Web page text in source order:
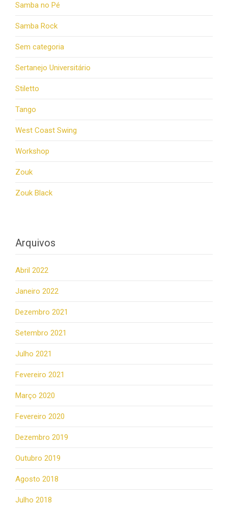
Samba no Pé
Samba Rock
Sem categoria
Sertanejo Universitário
Stiletto
Tango
West Coast Swing
Workshop
Zouk
Zouk Black
Arquivos
Abril 2022
Janeiro 2022
Dezembro 2021
Setembro 2021
Julho 2021
Fevereiro 2021
Março 2020
Fevereiro 2020
Dezembro 2019
Outubro 2019
Agosto 2018
Julho 2018